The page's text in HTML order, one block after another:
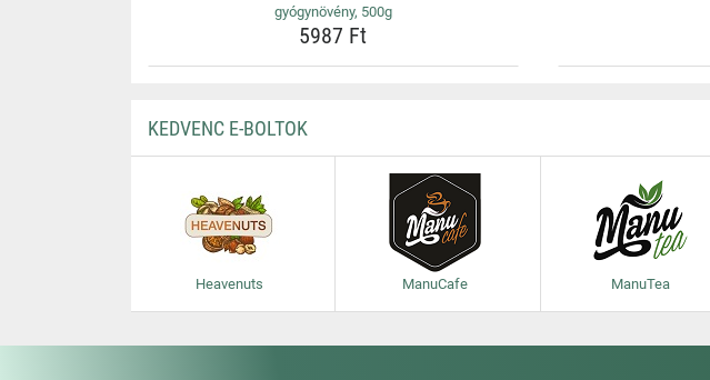
gyógynövény, 500g
5987 Ft
KEDVENC E-BOLTOK
Heavenuts ManuCafe ManuTea